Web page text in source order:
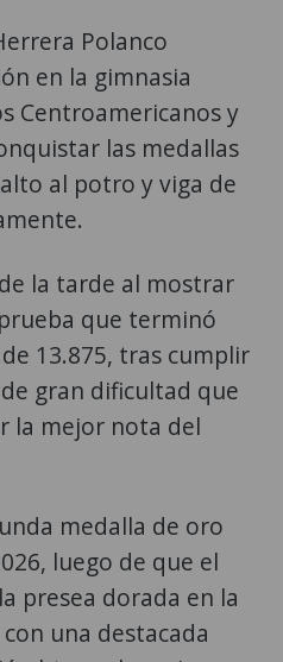
Polanco
en la gimnasia
Centroamericanos y
las medallas
al potro y viga de
la tarde al mostrar
que terminó
13.875, tras cumplir
gran dificultad que
la mejor nota del
medalla de oro
luego de que el
presea dorada en la
una destacada